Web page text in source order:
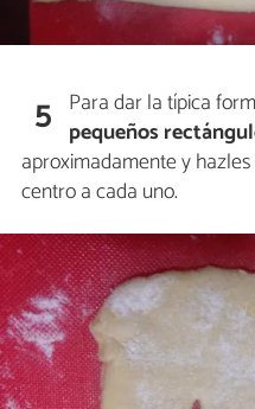
5 Para dar la típica
pequeños
aproximadamente y
centro a cada uno.